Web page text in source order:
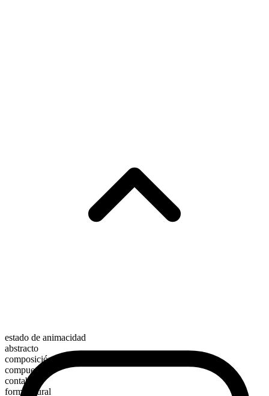
estado de animacidad
abstracto
composición morfológica
compuesto
contable
forma plural